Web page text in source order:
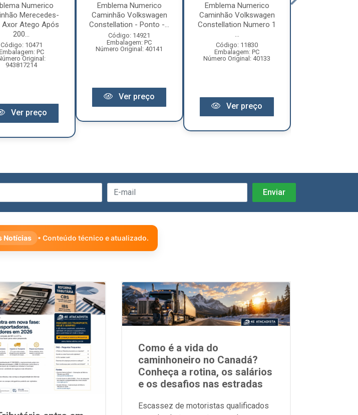
Numerico
Merecedes-
Axor Atego Após
200...
Código: 10471
PC
Original:
943817214
Ver preço
Emblema Numerico
Caminhão Volkswagen
Constellation - Ponto -...
Código: 14921
Embalagem: PC
Número Original: 40141
Ver preço
Emblema Numerico
Caminhão Volkswagen
Constellation Numero 1
...
Código: 11830
Embalagem: PC
Número Original: 40133
Ver preço
Notícias • Conteúdo técnico e atualizado.
Como é a vida do
caminhoneiro no Canadá?
Conheça a rotina, os salários
e os desafios nas estradas
Escassez de motoristas qualificados